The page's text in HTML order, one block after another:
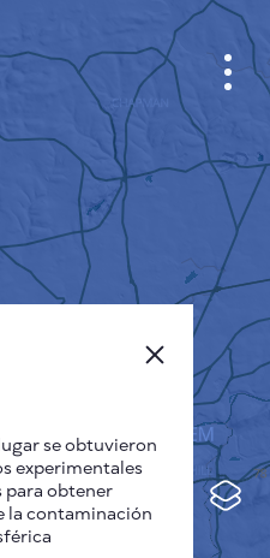
Sensores
LA CIUDAD
Deutsch
Español
Français
se obtuvieron
experimentales
para obtener
la contaminación